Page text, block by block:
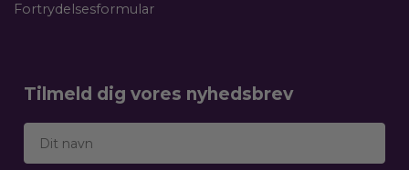
Fortrydelsesformular
Tilmeld dig vores nyhedsbrev
Dit navn